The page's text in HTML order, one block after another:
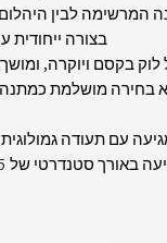
המרשימה לבין
בצורה ייחודית
בקסם ויוקרה, ומושך
בחירה מושלמת
עם תעודה
של 45 ס"מ, ניתן לשנות בהערות להזמנה